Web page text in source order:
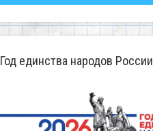
Год единства народов России